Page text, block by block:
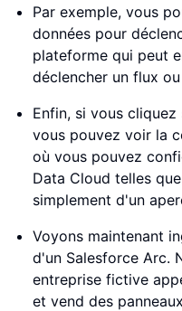
Par exemple, vous
données pour
plateforme qui peut
déclencher un flux
Enfin, si vous
vous pouvez voir la
où vous pouvez
Data Cloud telles
simplement d'un
Voyons maintenant
d'un Salesforce Arc.
entreprise fictive
et vend des